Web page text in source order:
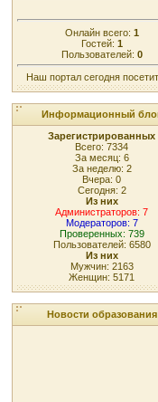
Онлайн всего: 1
Гостей: 1
Пользователей: 0
Наш портал сегодня
Информационный
Зарегистрированных
Всего: 7334
За месяц: 6
За неделю: 2
Вчера: 0
Сегодня: 2
Из них
Администраторов: 7
Модераторов: 7
Проверенных: 739
Пользователей: 6580
Из них
Мужчин: 2163
Женщин: 5171
Новости образования